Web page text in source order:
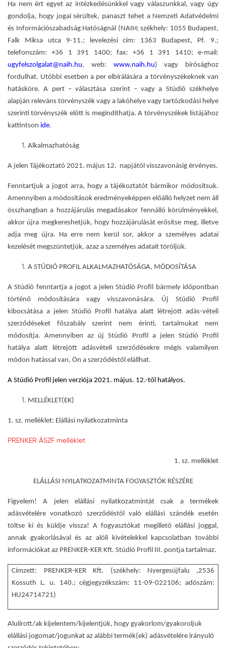
Ha nem ért egyet az intézkedésünkkel vagy válaszunkkal, vagy úgy
gondolja, hogy jogai sérültek, panaszt tehet a Nemzeti Adatvédelmi
és Információszabadság Hatóságnál (NAIH; székhely: 1055 Budapest,
Falk Miksa utca 9-11.; levelezési cím: 1363 Budapest, Pf. 9.;
telefonszám: +36 1 391 1400; fax: +36 1 391 1410; e-mail:
ugyfelszolgalat@naih.hu, web: www.naih.hu) vagy bírósághoz
fordulhat. Utóbbi esetben a per elbírálására a törvényszékeknek van
hatásköre. A pert – választása szerint – vagy a Stúdió székhelye
alapján releváns törvényszék vagy a lakóhelye vagy tartózkodási helye
szerinti törvényszék előtt is megindíthatja. A törvényszékek listájához
kattintson ide.
Alkalmazhatóság
A jelen Tájékoztató 2021. május 12. napjától visszavonásig érvényes.
Fenntartjuk a jogot arra, hogy a tájékoztatót bármikor módosítsuk.
Amennyiben a módosítások eredményeképpen előálló helyzet nem áll
összhangban a hozzájárulás megadásakor fennálló körülményekkel,
akkor újra megkereshetjük, hogy hozzájárulását erősítse meg, illetve
adja meg újra. Ha erre nem kerül sor, akkor a személyes adatai
kezelését megszüntetjük, azaz a személyes adatait töröljük.
A STÚDIÓ PROFIL ALKALMAZHATÓSÁGA, MÓDOSÍTÁSA
A Stúdió fenntartja a jogot a jelen Stúdió Profil bármely időpontban
történő módosítására vagy visszavonására. Új Stúdió Profil
kibocsátása a jelen Stúdió Profil hatálya alatt létrejött adás-vételi
szerződéseket főszabály szerint nem érinti, tartalmukat nem
módosítja. Amennyiben az új Stúdió Profil a jelen Stúdió Profil
hatálya alatt létrejött adásvételi szerződésekre mégis valamilyen
módon hatással van, Ön a szerződéstől elállhat.
A Stúdió Profil jelen verziója 2021. május. 12.-től hatályos.
MELLÉKLET(EK)
1. sz. melléklet: Elállási nyilatkozatminta
PRENKER ÁSZF melléklet
1. sz. melléklet
ELÁLLÁSI NYILATKOZATMINTA FOGYASZTÓK RÉSZÉRE
Figyelem! A jelen elállási nyilatkozatmintát csak a termékek
adásvételére vonatkozó szerződéstől való elállási szándék esetén
töltse ki és küldje vissza! A fogyasztókat megillető elállási joggal,
annak gyakorlásával és az alóli kivételekkel kapcsolatban további
információkat az PRENKER-KER Kft. Stúdió Profil III. pontja tartalmaz.
Címzett:
PRENKER-KER Kft. (székhely: Nyergesújfalu ,2536
Kossuth L. u. 140.; cégjegyzékszám: 11-09-022106; adószám:
HU24714721)
Alulírott/ak kijelentem/kijelentjük, hogy gyakorlom/gyakoroljuk
elállási jogomat/jogunkat az alábbi termék(ek) adásvételére irányuló